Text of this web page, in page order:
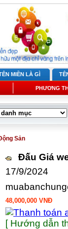
MIỀN LÀ GÌ
PHƯƠNG
Sản
Đấu Giá
17/9/2024
48,000,000 VNĐ
[ Hướng dẫn